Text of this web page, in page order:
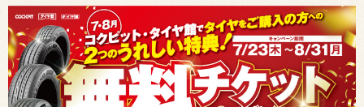
10:00～18:30 （作業受付17:30最終） / 定休日：7月定休日 1日、7日、8日、14日、15日、21